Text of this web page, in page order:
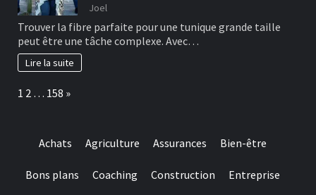
Joel
Trouver la fibre parfaite pour une tunique grande taille
peut être une tâche complexe. Avec…
Lire la suite
Page:
1 2 … 158 Next
»
Achats Agriculture Assurances Bien-être
Bons plans Coaching Construction Entreprise